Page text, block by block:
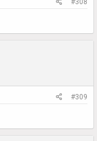
#308
#309